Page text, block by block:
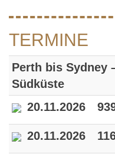
TERMINE
Perth bis Sydney
Südküste
20.11.2026
20.11.2026